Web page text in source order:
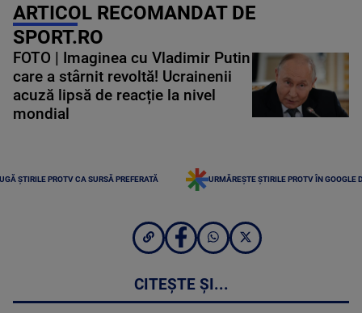
ARTICOL RECOMANDAT DE
SPORT.RO
FOTO | Imaginea cu Vladimir Putin
care a stârnit revoltă! Ucrainenii
acuză lipsă de reacție la nivel
mondial
ȘTIRILE PROTV CA SURSĂ PREFERATĂ URMĂREȘTE ȘTIRILE PROTV ÎN GOOGLE
CITEȘTE ȘI...